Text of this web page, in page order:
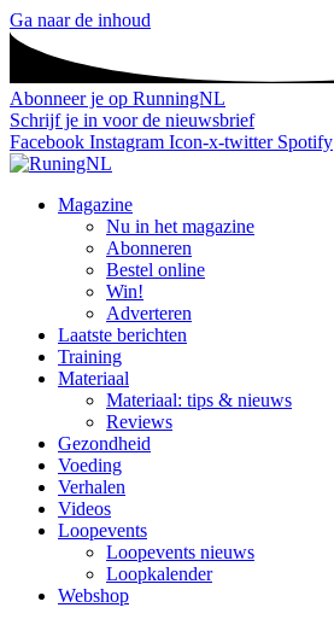
Ga naar de inhoud
Abonneer je op RunningNL
Schrijf je in voor de nieuwsbrief
Facebook Instagram Icon-x-twitter Spotify
Magazine
Nu in het magazine
Abonneren
Bestel online
Win!
Adverteren
Laatste berichten
Training
Materiaal
Materiaal: tips & nieuws
Reviews
Gezondheid
Voeding
Verhalen
Videos
Loopevents
Loopevents nieuws
Loopkalender
Webshop